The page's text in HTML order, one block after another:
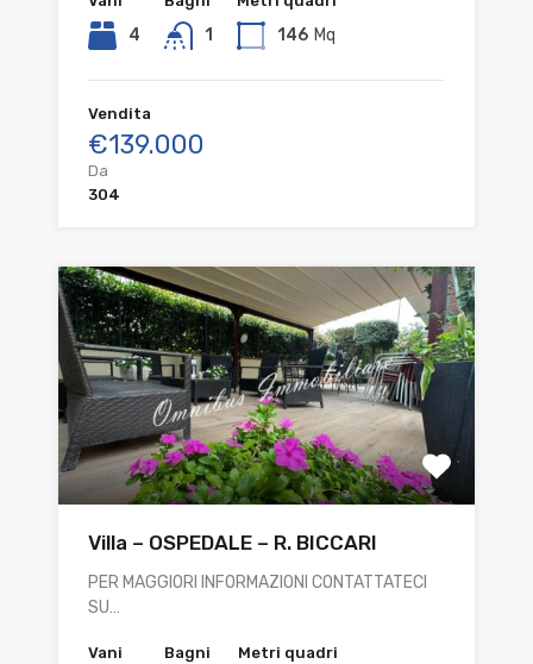
4 1 146 Mq
Vendita
€139.000
Da
304
Villa – OSPEDALE – R. BICCARI
PER MAGGIORI INFORMAZIONI CONTATTATECI
SU…
Vani Bagni Metri quadri